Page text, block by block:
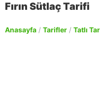
Fırın Sütlaç Tarifi
Anasayfa / Tarifler / Tatlı